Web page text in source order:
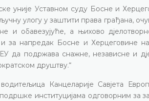
уније Уставном суду Босне и
улогу у заштити права грађана,
и обавезујуће, а њихово
за напредак Босне и Херцеговине
да подржава снажне, независне и
друштву.“
Канцеларије Савјета
институцијама одговорним за